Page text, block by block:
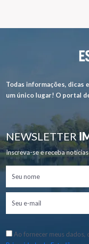
Todas informações,
um único lugar! O portal
NEWSLETTER
Inscreva-se e receba
Ao fornecer meus dados,